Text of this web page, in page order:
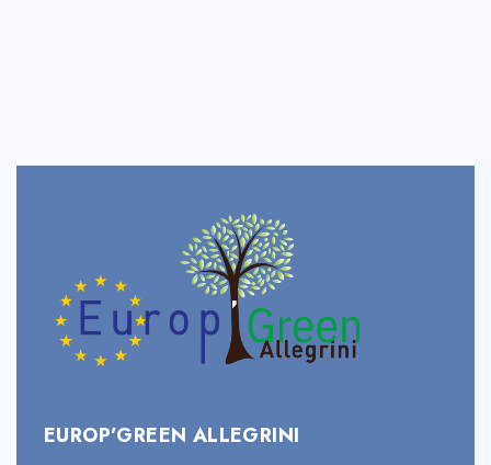
EUROP’GREEN ALLEGRINI